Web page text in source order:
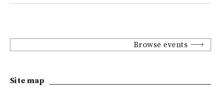
Browse events
Site map